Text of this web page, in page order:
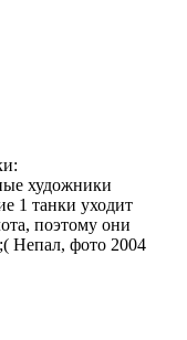
художники
1 танки уходит
поэтому они
Непал, фото 2004